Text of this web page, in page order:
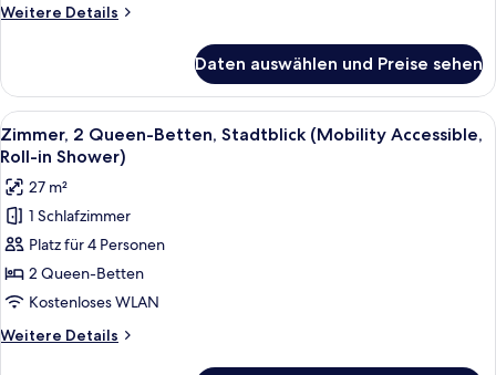
Accessible)
Weitere Details
Weitere
2 Queen-
Betten,
Stadtblick
(Hearing
Daten auswählen und Preise sehen
Alle
Fotos
für
Zimmer,
2 Queen-
Betten,
Stadtblick
(Mobility
Accessible,
Roll-
Ein modernes Hotelzimmer mit zwei
6
Zimmer, 2 Queen-Betten, Stadtblick (Mobility Accessible,
Roll-in Shower)
27 m²
1 Schlafzimmer
Platz für 4 Personen
2 Queen-Betten
Kostenloses WLAN
Weitere Details
Weitere